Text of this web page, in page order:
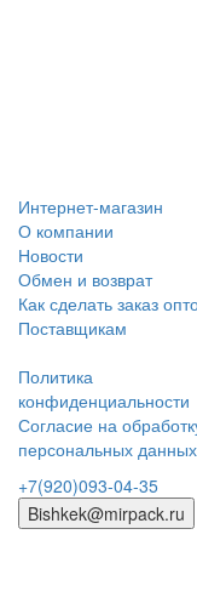
Интернет-магазин
О компании
Новости
Обмен и возврат
Как сделать заказ
Поставщикам
Политика
конфиденциальности
Согласие на
персональных данных
+7(920)093-04-35
Bishkek@mirpack.ru